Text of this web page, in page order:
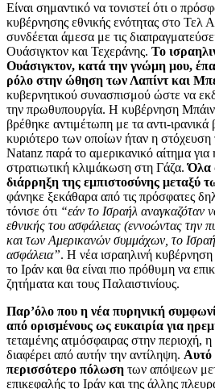
Είναι σημαντικό να τονιστεί ότι ο
κυβέρνησης εθνικής ενότητας στο Τελ
συνδέεται άμεσα με τις
Ουάσιγκτον και Τεχεράνης. Το
Ουάσιγκτον, κατά την γνώμη μου,
ρόλο στην ώθηση των Λαπίντ και
κυβερνητικού συνασπισμού ώστε να
την πρωθυπουργία. Η κυβέρνηση
βρέθηκε αντιμέτωπη με τα αντι-
κυριότερο των οποίων ήταν η στόχευση
Natanz παρά το αμερικανικό αίτημα για
στρατιωτική κλιμάκωση στη Γάζα.Όλα
διάρρηξη της εμπιστοσύνης μεταξύ
φάνηκε ξεκάθαρα από τις πρόσφατες
τόνισε ότι “εάν το Ισραήλ αναγκαζόταν
εθνικής του ασφάλειας (εννοώντας την
και των Αμερικανών συμμάχων, το
ασφάλεια”. Η νέα ισραηλινή κυβέρνηση
το Ιράν και θα είναι πιο πρόθυμη να
ζητήματα και τους Παλαιστινίους.
Παρ’όλο που η νέα πυρηνική
από ορισμένους ως ευκαιρία για
τεταμένης ατμόσφαιρας στην
διαφέρει από αυτήν την αντίληψη. Αυτό
περισσότερο πόλωση των απόψεων
επικεφαλής το Ιράν και της άλλης